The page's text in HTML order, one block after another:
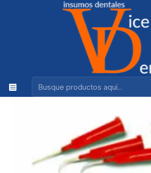
Ventas +56944575313
OPERATORIA Y ESTETICA
PUNTAS ACCUDOSE BOLSA DE 20 UNDS